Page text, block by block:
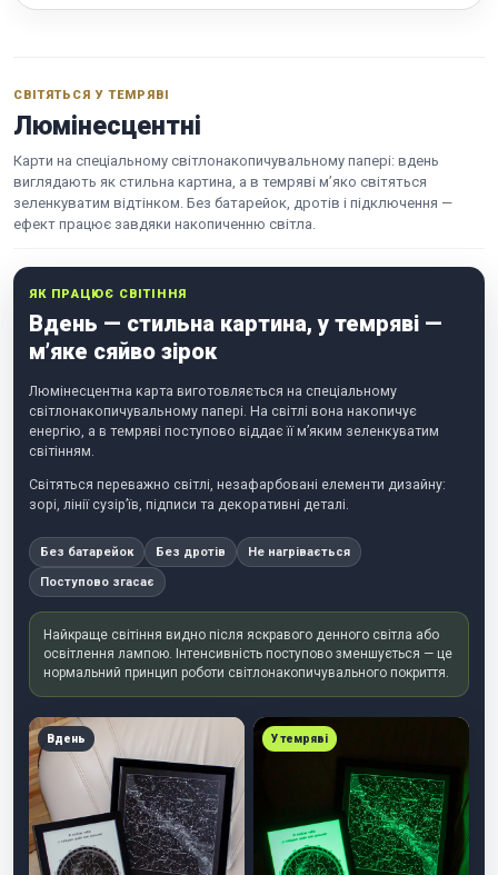
СВІТЯТЬСЯ У ТЕМРЯВІ
Люмінесцентні
Карти на спеціальному світлонакопичувальному папері: вдень
виглядають як стильна картина, а в темряві м’яко світяться
зеленкуватим відтінком. Без батарейок, дротів і підключення —
ефект працює завдяки накопиченню світла.
ЯК ПРАЦЮЄ СВІТІННЯ
Вдень — стильна картина, у темряві —
м’яке сяйво зірок
Люмінесцентна карта виготовляється на спеціальному
світлонакопичувальному папері. На світлі вона накопичує
енергію, а в темряві поступово віддає її м’яким зеленкуватим
світінням.
Світяться переважно світлі, незафарбовані елементи дизайну:
зорі, лінії сузір’їв, підписи та декоративні деталі.
Без батарейок Без дротів Не нагрівається
Поступово згасає
Найкраще світіння видно після яскравого денного світла або
освітлення лампою. Інтенсивність поступово зменшується — це
нормальний принцип роботи світлонакопичувального покриття.
Вдень У темряві